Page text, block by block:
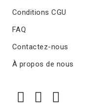
Conditions CGU
FAQ
Contactez-nous
À propos de nous